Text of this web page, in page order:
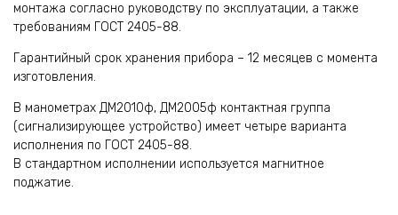
монтажа согласно руководству по эксплуатации, а также
требованиям ГОСТ 2405-88.
Гарантийный срок хранения прибора – 12 месяцев с момента
изготовления.
В манометрах ДМ2010ф, ДМ2005ф контактная группа
(сигнализирующее устройство) имеет четыре варианта
исполнения по ГОСТ 2405-88.
В стандартном исполнении используется магнитное
поджатие.